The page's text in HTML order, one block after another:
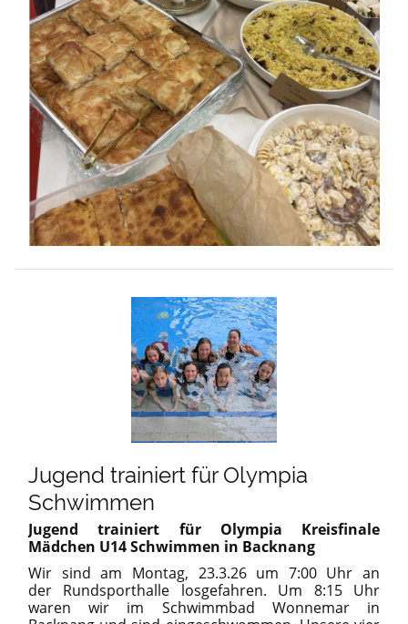
Jugend trainiert für Olympia
Schwimmen
Jugend trainiert für Olympia Kreisfinale
Mädchen U14 Schwimmen in Backnang
Wir sind am Montag, 23.3.26 um 7:00 Uhr an
der Rundsporthalle losgefahren. Um 8:15 Uhr
waren wir im Schwimmbad Wonnemar in